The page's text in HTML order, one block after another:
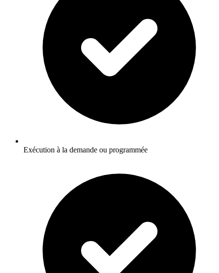
Exécution à la demande ou programmée